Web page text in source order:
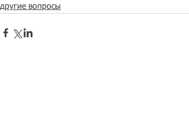
другие вопросы